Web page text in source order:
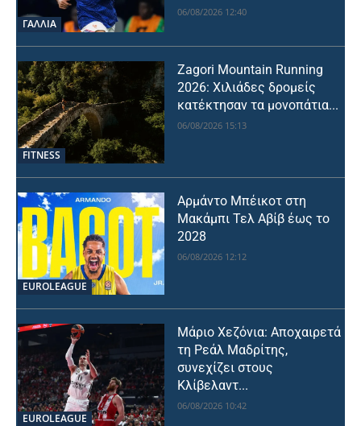
ΓΑΛΛΙΑ
06/08/2026 12:40
FITNESS
Zagori Mountain Running
2026: Χιλιάδες δρομείς
κατέκτησαν τα μονοπάτια...
06/08/2026 15:13
EUROLEAGUE
Αρμάντο Μπέικοτ στη
Μακάμπι Τελ Αβίβ έως το
2028
06/08/2026 12:12
EUROLEAGUE
Μάριο Χεζόνια: Αποχαιρετά
τη Ρεάλ Μαδρίτης,
συνεχίζει στους
Κλίβελαντ...
06/08/2026 10:42